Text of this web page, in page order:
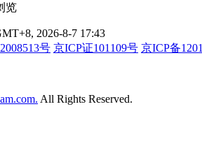
览
2026-8-7 17:43
号 京ICP证101109号 京ICP备
All Rights Reserved.